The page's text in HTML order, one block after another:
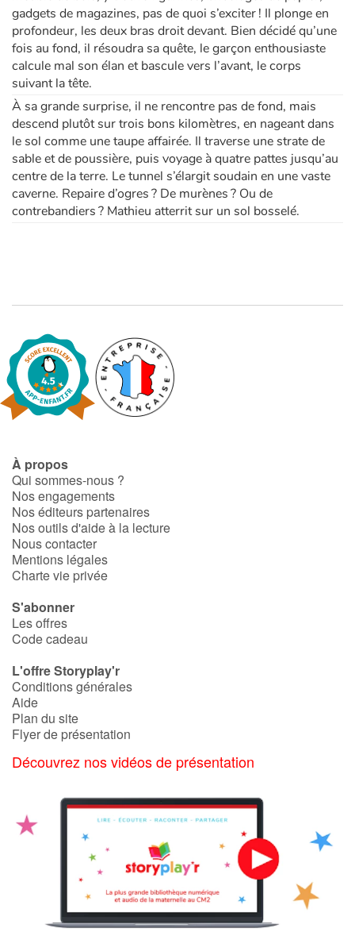
Apprendre les langues
Dyslexie, troubles de la lecture
Nos listes de lecture
Les plus lus
Coups de coeur
gadgets de magazines, pas de quoi s’exciter ! Il plonge en
profondeur, les deux bras droit devant. Bien décidé qu’une
fois au fond, il résoudra sa quête, le garçon enthousiaste
calcule mal son élan et bascule vers l’avant, le corps
suivant la tête.
À sa grande surprise, il ne rencontre pas de fond, mais
descend plutôt sur trois bons kilomètres, en nageant dans
le sol comme une taupe affairée. Il traverse une strate de
sable et de poussière, puis voyage à quatre pattes jusqu’au
centre de la terre. Le tunnel s’élargit soudain en une vaste
caverne. Repaire d’ogres ? De murènes ? Ou de
contrebandiers ? Mathieu atterrit sur un sol bosselé.
À propos
Qui sommes-nous ?
Nos engagements
Nos éditeurs partenaires
Nos outils d'aide à la lecture
Nous contacter
Mentions légales
Charte vie privée
S'abonner
Les offres
Code cadeau
L'offre Storyplay'r
Conditions générales
Aide
Plan du site
Flyer de présentation
Découvrez nos vidéos de présentation